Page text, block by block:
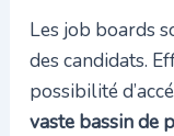
Les job boards
des candidats.
possibilité
vaste bassin de